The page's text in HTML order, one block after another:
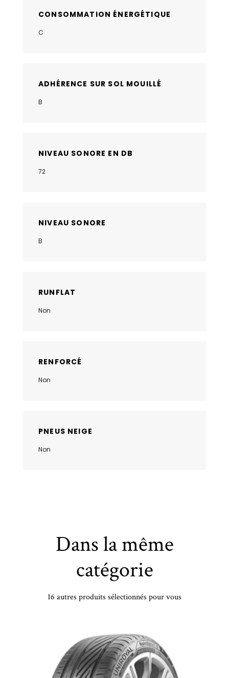
CONSOMMATION ÉNERGÉTIQUE
C
ADHÉRENCE SUR SOL MOUILLÉ
B
NIVEAU SONORE EN DB
72
NIVEAU SONORE
B
RUNFLAT
Non
RENFORCÉ
Non
PNEUS NEIGE
Non
Dans la même
catégorie
16 autres produits sélectionnés pour vous